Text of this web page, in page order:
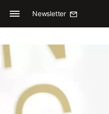
Newsletter